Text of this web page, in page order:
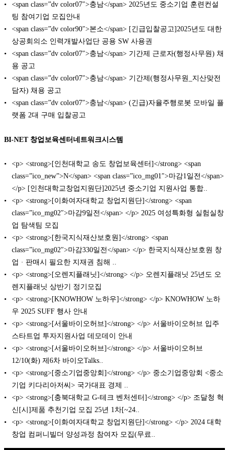
<span class=”dv color07″>충남</span> 2025년도 중소기업 훈련컨설
팅 참여기업 모집안내
<span class=”dv color90″>본소</span> [긴급입찰공고]2025년도 대한
상공회의소 인력개발사업단 공용 SW 사용권
<span class=”dv color07″>충남</span> 기간제 근로자(행정사무원) 채
용 공고
<span class=”dv color07″>충남</span> 기간제(행정사무원_지산맞전
담자) 채용 공고
<span class=”dv color07″>충남</span> (긴급)자율주행로봇 모바일 플
랫폼 2대 구매 입찰공고
BI-NET 창업보육센터네트워크시스템
<p> <strong>[인천대학교 송도 창업보육센터]</strong> <span
class=”ico_new”>N</span> <span class=”ico_mg01″>마감1일전</span>
</p> [인천대학교창업지원단]2025년 중소기업 지원사업 통합..
<p> <strong>[이화여자대학교 창업지원단]</strong> <span
class=”ico_mg02″>마감9일전</span> </p> 2025 여성특화형 실험실창
업 탐색팀 모집
<p> <strong>[한국지식재산보호원]</strong> <span
class=”ico_mg02″>마감330일전</span> </p> 한국지식재산보호원 창
업 · 판매시 필요한 지재권 침해 ..
<p> <strong>[오렌지플래닛]</strong> </p> 오렌지플래닛 25년도 오
렌지플래닛 상반기 정기모집
<p> <strong>[KNOWHOW 노하우]</strong> </p> KNOWHOW 노하
우 2025 SUFF 행사 안내
<p> <strong>[서울바이오허브]</strong> </p> 서울바이오허브 입주
스타트업 투자지원사업 데모데이 안내
<p> <strong>[서울바이오허브]</strong> </p> 서울바이오허브
12/10(화) 제6차 바이오Talks..
<p> <strong>[중소기업중앙회]</strong> </p> 중소기업중앙회 <중소
기업 키다리아저씨> 국가대표 경제 ..
<p> <strong>[충북대학교 G-테크 벤처센터]</strong> </p> 조달청 혁
신[시]제품 추천기업 모집 25년 1차[~24..
<p> <strong>[이화여자대학교 창업지원단]</strong> </p> 2024 대학
창업 컴퍼니빌더 양성과정 참여자 모집(무료..